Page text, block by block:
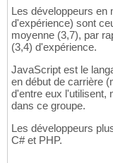
Les développeurs en
d'expérience) sont
moyenne (3,7), par
(3,4) d'expérience.
JavaScript est le
en début de carrière
d'entre eux l'utilisent,
dans ce groupe.
Les développeurs
C# et PHP.